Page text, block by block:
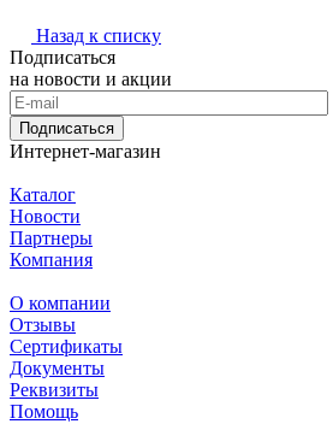
Назад к списку
Подписаться
на новости и акции
Подписаться
Интернет-магазин
Каталог
Новости
Партнеры
Компания
О компании
Отзывы
Сертификаты
Документы
Реквизиты
Помощь